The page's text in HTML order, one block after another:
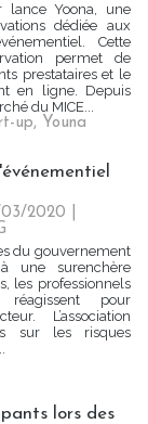
lance Yoona, une
dédiée aux
Cette
permet de
prestataires et le
en ligne. Depuis
du MICE...
up, Youna
2020
du gouvernement
une surenchère
les professionnels
réagissent pour
L’association
sur les risques
lors des